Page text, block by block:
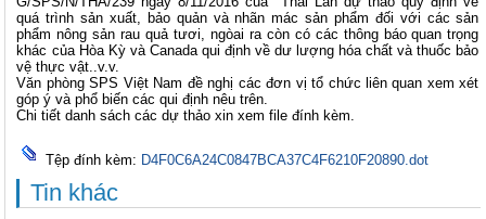
quá trình sản xuất, bảo quản và nhãn mác sản phẩm đối với các sản
phẩm nông sản rau quả tươi, ngòai ra còn có các thông báo quan trọng
khác của Hòa Kỳ và Canada qui định về dư lượng hóa chất và thuốc bảo
vệ thực vật..v.v.
Văn phòng SPS Việt Nam đề nghị các đơn vị tổ chức liên quan xem xét
góp ý và phổ biến các qui định nêu trên.
Chi tiết danh sách các dự thảo xin xem file đính kèm.
Tệp đính kèm: D4F0C6A24C0847BCA37C4F6210F20890.dot
Tin khác